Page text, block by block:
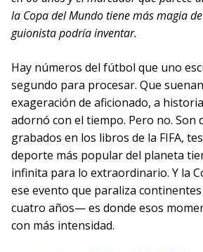
la Copa del Mundo tiene más magia
guionista podría inventar.
Hay números del fútbol que uno
segundo para procesar. Que
exageración de aficionado, a
adornó con el tiempo. Pero no. Son
grabados en los libros de la FIFA,
deporte más popular del planeta
infinita para lo extraordinario. Y la
ese evento que paraliza
cuatro años— es donde esos
con más intensidad.